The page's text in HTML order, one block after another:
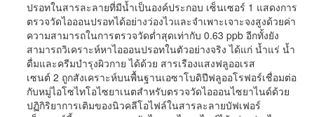
ปรอทในสารละลายที่มีน้ำเป็นองค์ประกอบ เซ็นเซอร์ 1 แสดงการ
ตรวจวัดไอออนปรอทได้อย่างว่องไวและจำเพาะเจาะจงสูงด้วยค่า
ความสามารถในการตรวจวัดต่ำสุดเท่ากับ 0.63 ppb อีกทั้งยัง
สามารถวิเคราะห์หาไอออนปรอทในตัวอย่างจริง ได้แก่ น้ำแร่ น้ำ
ดื่มและครีมบำรุงผิวกาย ได้ด้วย สารเรืองแสงฟลูออเรส
เซนต์ 2 ถูกสังเคราะห์บนพื้นฐานเอซาโบดิปีฟลูออโรฟอร์เชื่อมต่อ
กับหมู่ไอโซไทโอไซยาเนตสำหรับตรวจวัดไอออนไซยาไนด์ด้วย
ปฏิกิริยาการเติมของนิวคลีโอไฟล์ในสารละลายบัฟเฟอร์